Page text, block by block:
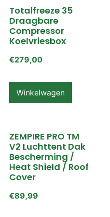
Totalfreeze 35
Draagbare
Compressor
Koelvriesbox
€279,00
Winkelwagen
ZEMPIRE PRO TM
V2 Luchttent Dak
Bescherming /
Heat Shield / Roof
Cover
€89,99